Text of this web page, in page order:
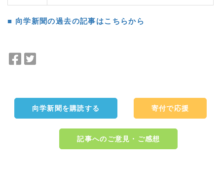
■ 向学新聞の過去の記事はこちらから
e
向学新聞を購読する 寄付で応援
記事へのご意見・ご感想